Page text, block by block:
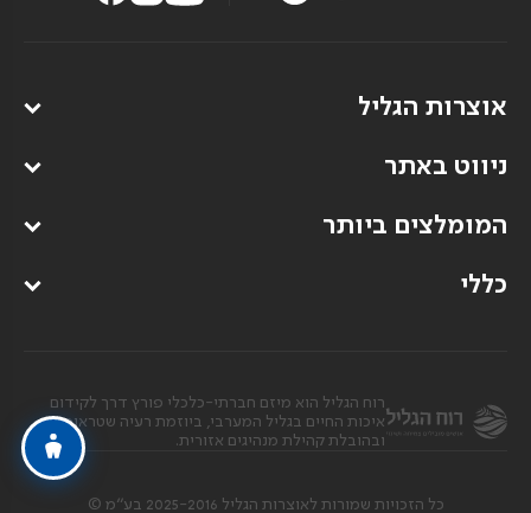
אוצרות הגליל
ניווט באתר
המומלצים ביותר
כללי
כל הזכויות שמורות לאוצרות הגליל 2025-2016 בע”מ ©
רוח הגליל הוא מיזם חברתי-כלכלי פורץ דרך לקידום
איכות החיים בגליל המערבי, ביוזמת רעיה שטראוס
ובהובלת קהילת מנהיגים אזורית.